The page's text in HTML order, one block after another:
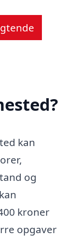
kan
og
kroner
opgaver